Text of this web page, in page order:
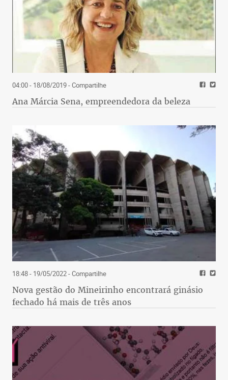
04:00 - 18/08/2019- Compartilhe
Ana Márcia Sena, empreendedora da beleza
18:48 - 19/05/2022- Compartilhe
Nova gestão do Mineirinho encontrará ginásio
fechado há mais de três anos